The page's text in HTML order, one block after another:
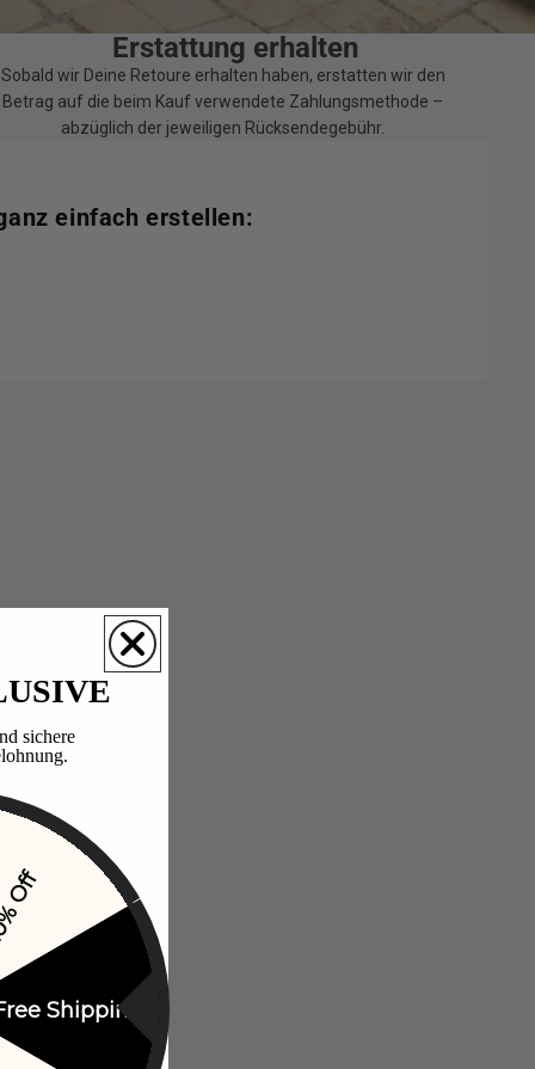
Erstattung erhalten
Sobald wir Deine Retoure erhalten haben, erstatten wir den
Betrag auf die beim Kauf verwendete Zahlungsmethode –
abzüglich der jeweiligen Rücksendegebühr.
einfach erstellen:
sichere
Off
Shipping